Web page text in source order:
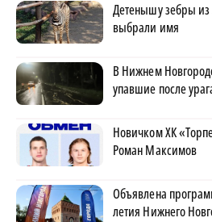
Детенышу зебры
выбрали имя
В Нижнем
упавшие после
Новичком ХК
Роман Максимов
Объявлена
летия Нижнего